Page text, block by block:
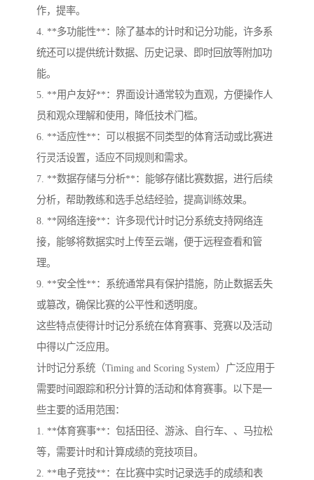
作，提率。
4. **多功能性**：除了基本的计时和记分功能，许多系
统还可以提供统计数据、历史记录、即时回放等附加功
能。
5. **用户友好**：界面设计通常较为直观，方便操作人
员和观众理解和使用，降低技术门槛。
6. **适应性**：可以根据不同类型的体育活动或比赛进
行灵活设置，适应不同规则和需求。
7. **数据存储与分析**：能够存储比赛数据，进行后续
分析，帮助教练和选手总结经验，提高训练效果。
8. **网络连接**：许多现代计时记分系统支持网络连
接，能够将数据实时上传至云端，便于远程查看和管
理。
9. **安全性**：系统通常具有保护措施，防止数据丢失
或篡改，确保比赛的公平性和透明度。
这些特点使得计时记分系统在体育赛事、竞赛以及活动
中得以广泛应用。
计时记分系统（Timing and Scoring System）广泛应用于
需要时间跟踪和积分计算的活动和体育赛事。以下是一
些主要的适用范围：
1. **体育赛事**：包括田径、游泳、自行车、、马拉松
等，需要计时和计算成绩的竞技项目。
2. **电子竞技**：在比赛中实时记录选手的成绩和表